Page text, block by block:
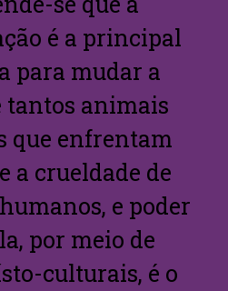
é a principal
para mudar a
tantos animais
que enfrentam
a crueldade de
e poder
por meio de
culturais, é o